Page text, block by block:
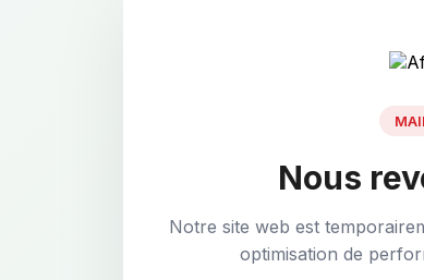
Nous
Notre site web est
optimisation de